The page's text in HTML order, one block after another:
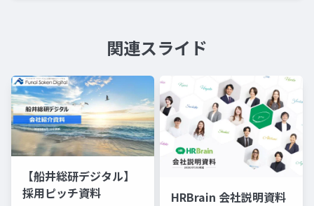
関連スライド
【船井総研デジタル】
採用ピッチ資料
HRBrain 会社説明資料